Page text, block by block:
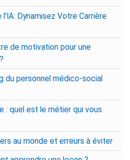
Dynamisez Votre Carrière
de motivation pour une
du personnel médico-social
: quel est le métier qui vous
au monde et erreurs à éviter